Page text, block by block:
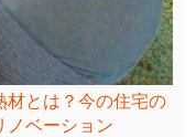
材とは？今の住宅の
ノベーション